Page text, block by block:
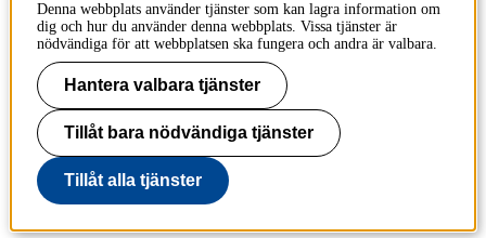
Kontakta utbildningsprogram
Kontakta kurs
IT-support
KTH Entré
KTH
100 44 Stockholm
+46 8 790 60 00
info@kth.se
Denna webbplats använder tjänster som kan lagra information om
dig och hur du använder denna webbplats. Vissa tjänster är
nödvändiga för att webbplatsen ska fungera och andra är valbara.
Hantera valbara tjänster
Tillåt bara nödvändiga tjänster
Tillåt alla tjänster